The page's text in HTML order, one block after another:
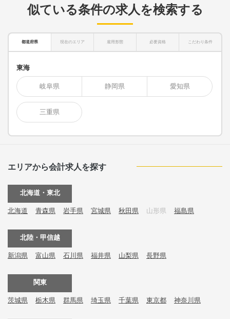
似ている条件の求人を検索する
都道府県 現在のエリア 雇用形態 必要資格 こだわり条件
東海
岐阜県 静岡県 愛知県
三重県
エリアから会計求人を探す
北海道・東北
北海道 青森県 岩手県 宮城県 秋田県 山形県 福島県
北陸・甲信越
新潟県 富山県 石川県 福井県 山梨県 長野県
関東
茨城県 栃木県 群馬県 埼玉県 千葉県 東京都 神奈川県